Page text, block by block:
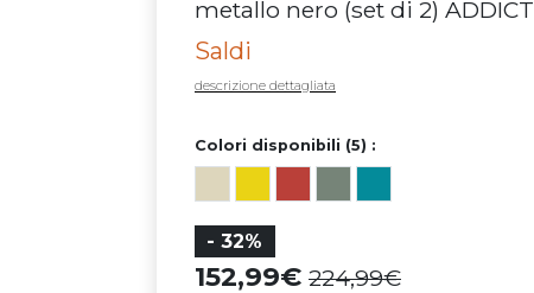
metallo nero (set di 2) ADDICT
Saldi
descrizione dettagliata
Colori disponibili (5) :
- 32%
152,99 224,99